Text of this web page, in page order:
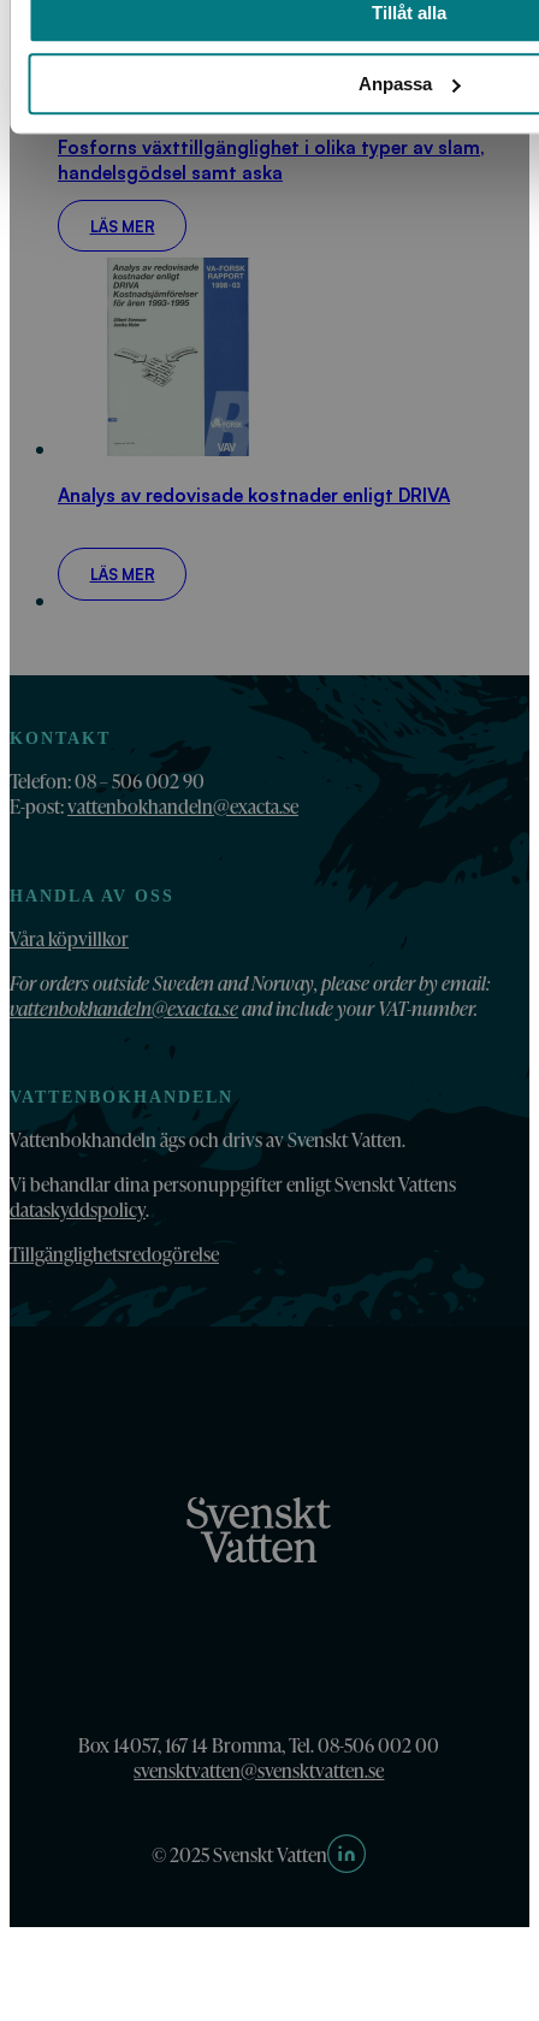
Tillåt alla
Anpassa
Fosforns växttillgänglighet i olika typer av slam,
handelsgödsel samt aska
LÄS MER
Analys av redovisade kostnader enligt DRIVA
LÄS MER
KONTAKT
Telefon: 08 – 506 002 90
E-post:vattenbokhandeln@exacta.se
HANDLA AV OSS
Våra köpvillkor
For orders outside Sweden and Norway, please order by email:
vattenbokhandeln@exacta.seand include your VAT-number.
VATTENBOKHANDELN
Vattenbokhandeln ägs och drivs av Svenskt Vatten.
Vi behandlar dina personuppgifter enligt Svenskt Vattens
dataskyddspolicy.
Tillgänglighetsredogörelse
Box 14057, 167 14 Bromma, Tel. 08-506 002 00
svensktvatten@svensktvatten.se
© 2025 Svenskt Vatten